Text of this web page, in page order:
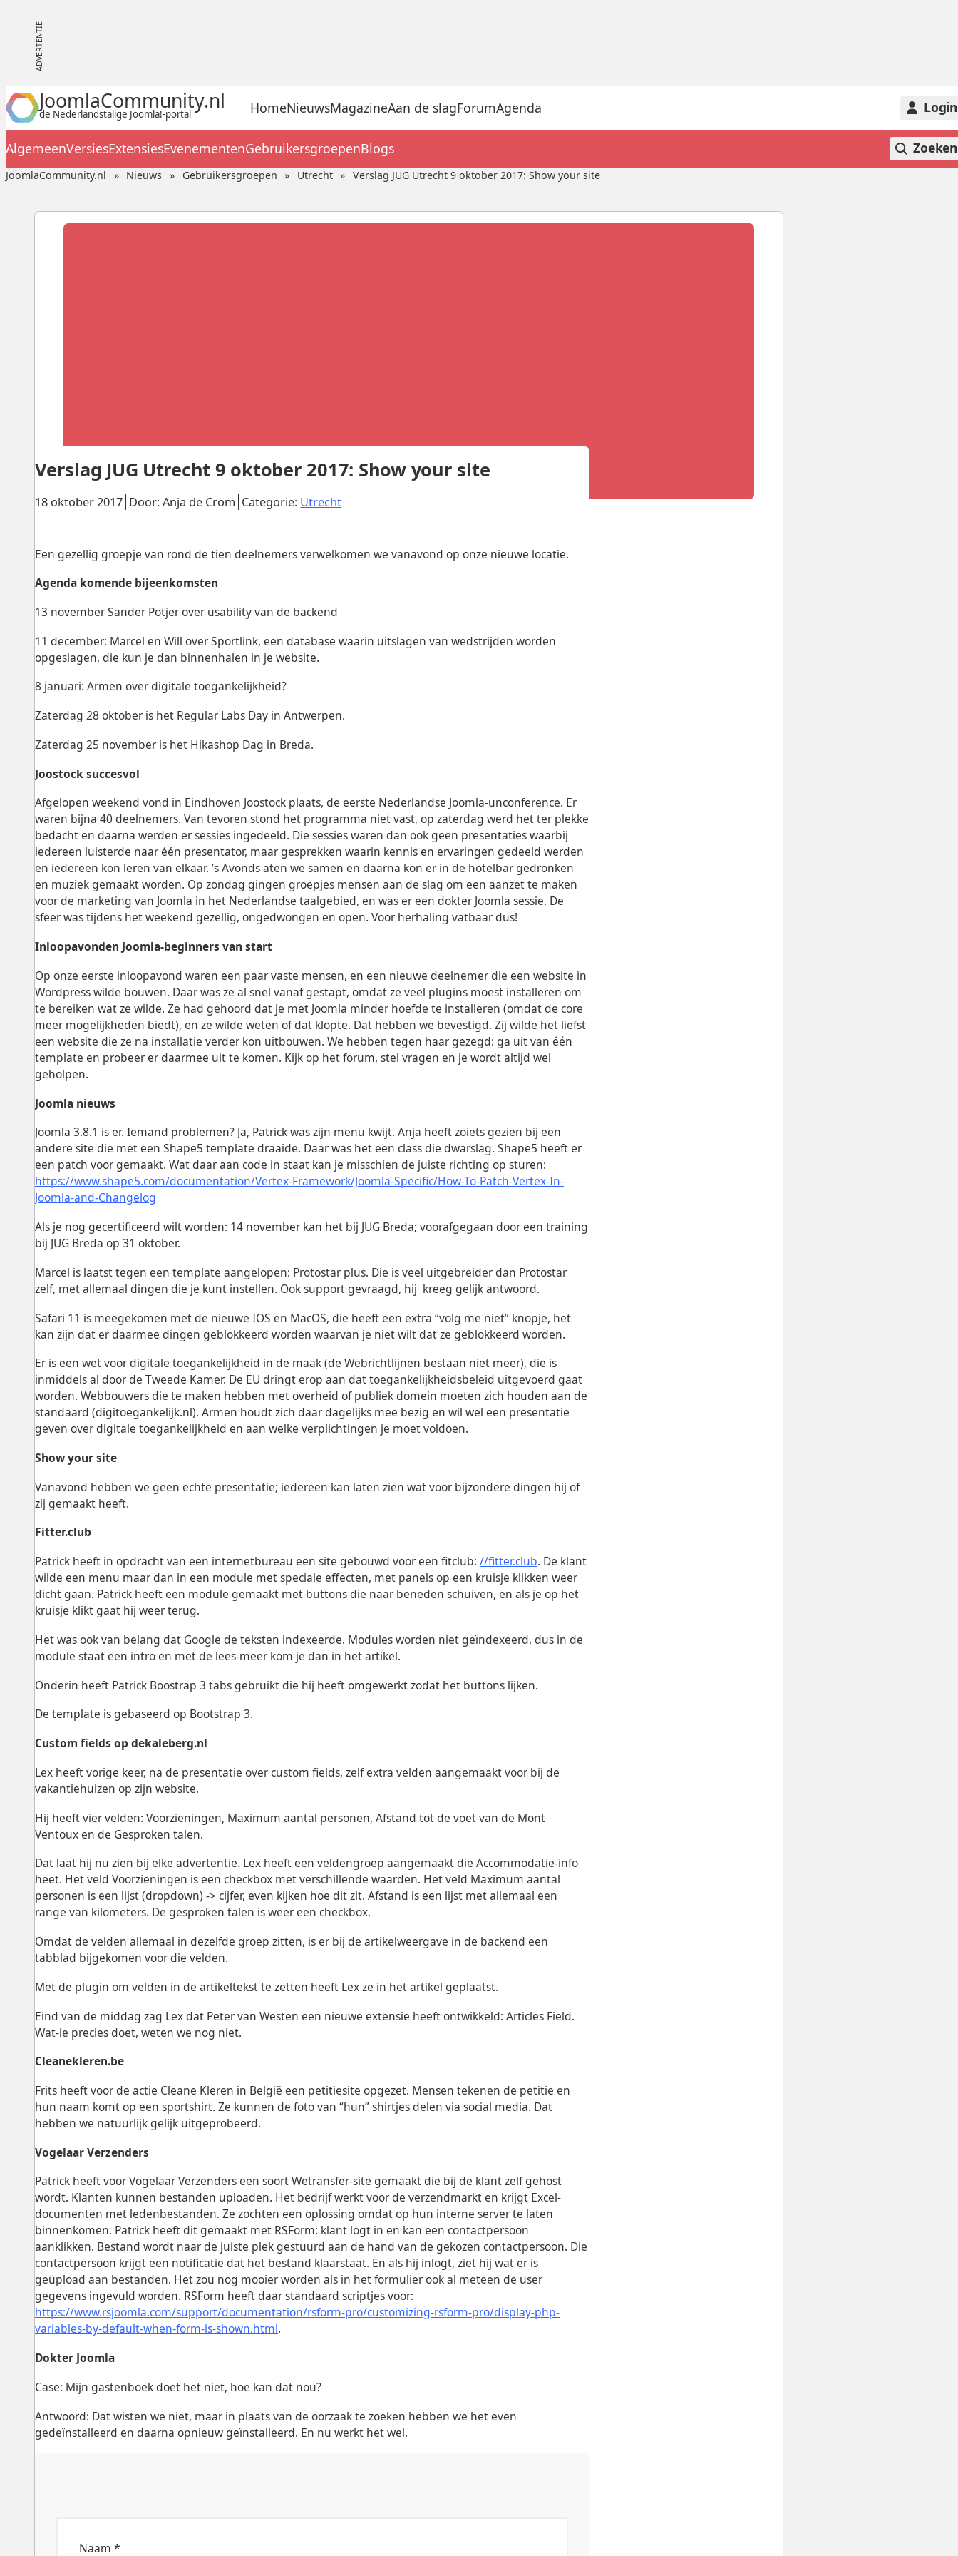
JoomlaCommunity.nl
de Nederlandstalige Joomla!-portal HomeNieuwsMagazineAan de slagForumAgenda Login
AlgemeenVersiesExtensiesEvenementenGebruikersgroepenBlogs Zoeken
JoomlaCommunity.nl Nieuws Gebruikersgroepen Utrecht Verslag JUG Utrecht 9 oktober 2017: Show your site
Gepubliceerd:
18 oktober 2017. Door: Anja de Crom Categorie: Utrecht.
Verslag JUG Utrecht 9 oktober 2017: Show your site
Een gezellig groepje van rond de tien deelnemers verwelkomen we vanavond op onze nieuwe locatie.
Agenda komende bijeenkomsten
13 november Sander Potjer over usability van de backend
11 december: Marcel en Will over Sportlink, een database waarin uitslagen van wedstrijden worden
opgeslagen, die kun je dan binnenhalen in je website.
8 januari: Armen over digitale toegankelijkheid?
Zaterdag 28 oktober is het Regular Labs Day in Antwerpen.
Zaterdag 25 november is het Hikashop Dag in Breda.
Joostock succesvol
Afgelopen weekend vond in Eindhoven Joostock plaats, de eerste Nederlandse Joomla-unconference. Er
waren bijna 40 deelnemers. Van tevoren stond het programma niet vast, op zaterdag werd het ter plekke
bedacht en daarna werden er sessies ingedeeld. Die sessies waren dan ook geen presentaties waarbij
iedereen luisterde naar één presentator, maar gesprekken waarin kennis en ervaringen gedeeld werden
en iedereen kon leren van elkaar. ’s Avonds aten we samen en daarna kon er in de hotelbar gedronken
en muziek gemaakt worden. Op zondag gingen groepjes mensen aan de slag om een aanzet te maken
voor de marketing van Joomla in het Nederlandse taalgebied, en was er een dokter Joomla sessie. De
sfeer was tijdens het weekend gezellig, ongedwongen en open. Voor herhaling vatbaar dus!
Inloopavonden Joomla-beginners van start
Op onze eerste inloopavond waren een paar vaste mensen, en een nieuwe deelnemer die een website in
Wordpress wilde bouwen. Daar was ze al snel vanaf gestapt, omdat ze veel plugins moest installeren om
te bereiken wat ze wilde. Ze had gehoord dat je met Joomla minder hoefde te installeren (omdat de core
meer mogelijkheden biedt), en ze wilde weten of dat klopte. Dat hebben we bevestigd. Zij wilde het liefst
een website die ze na installatie verder kon uitbouwen. We hebben tegen haar gezegd: ga uit van één
template en probeer er daarmee uit te komen. Kijk op het forum, stel vragen en je wordt altijd wel
geholpen.
Joomla nieuws
Joomla 3.8.1 is er. Iemand problemen? Ja, Patrick was zijn menu kwijt. Anja heeft zoiets gezien bij een
andere site die met een Shape5 template draaide. Daar was het een class die dwarslag. Shape5 heeft er
een patch voor gemaakt. Wat daar aan code in staat kan je misschien de juiste richting op sturen:
https://www.shape5.com/documentation/Vertex-Framework/Joomla-Specific/How-To-Patch-Vertex-In-
Joomla-and-Changelog
Als je nog gecertificeerd wilt worden: 14 november kan het bij JUG Breda; voorafgegaan door een training
bij JUG Breda op 31 oktober.
Marcel is laatst tegen een template aangelopen: Protostar plus. Die is veel uitgebreider dan Protostar
zelf, met allemaal dingen die je kunt instellen. Ook support gevraagd, hij kreeg gelijk antwoord.
Safari 11 is meegekomen met de nieuwe IOS en MacOS, die heeft een extra “volg me niet” knopje, het
kan zijn dat er daarmee dingen geblokkeerd worden waarvan je niet wilt dat ze geblokkeerd worden.
Er is een wet voor digitale toegankelijkheid in de maak (de Webrichtlijnen bestaan niet meer), die is
inmiddels al door de Tweede Kamer. De EU dringt erop aan dat toegankelijkheidsbeleid uitgevoerd gaat
worden. Webbouwers die te maken hebben met overheid of publiek domein moeten zich houden aan de
standaard (digitoegankelijk.nl). Armen houdt zich daar dagelijks mee bezig en wil wel een presentatie
geven over digitale toegankelijkheid en aan welke verplichtingen je moet voldoen.
Show your site
Vanavond hebben we geen echte presentatie; iedereen kan laten zien wat voor bijzondere dingen hij of
zij gemaakt heeft.
Fitter.club
Patrick heeft in opdracht van een internetbureau een site gebouwd voor een fitclub://fitter.club. De klant
wilde een menu maar dan in een module met speciale effecten, met panels op een kruisje klikken weer
dicht gaan. Patrick heeft een module gemaakt met buttons die naar beneden schuiven, en als je op het
kruisje klikt gaat hij weer terug.
Het was ook van belang dat Google de teksten indexeerde. Modules worden niet geïndexeerd, dus in de
module staat een intro en met de lees-meer kom je dan in het artikel.
Onderin heeft Patrick Boostrap 3 tabs gebruikt die hij heeft omgewerkt zodat het buttons lijken.
De template is gebaseerd op Bootstrap 3.
Custom fields op dekaleberg.nl
Lex heeft vorige keer, na de presentatie over custom fields, zelf extra velden aangemaakt voor bij de
vakantiehuizen op zijn website.
Hij heeft vier velden: Voorzieningen, Maximum aantal personen, Afstand tot de voet van de Mont
Ventoux en de Gesproken talen.
Dat laat hij nu zien bij elke advertentie. Lex heeft een veldengroep aangemaakt die Accommodatie-info
heet. Het veld Voorzieningen is een checkbox met verschillende waarden. Het veld Maximum aantal
personen is een lijst (dropdown) -> cijfer, even kijken hoe dit zit. Afstand is een lijst met allemaal een
range van kilometers. De gesproken talen is weer een checkbox.
Omdat de velden allemaal in dezelfde groep zitten, is er bij de artikelweergave in de backend een
tabblad bijgekomen voor die velden.
Met de plugin om velden in de artikeltekst te zetten heeft Lex ze in het artikel geplaatst.
Eind van de middag zag Lex dat Peter van Westen een nieuwe extensie heeft ontwikkeld: Articles Field.
Wat-ie precies doet, weten we nog niet.
Cleanekleren.be
Frits heeft voor de actie Cleane Kleren in België een petitiesite opgezet. Mensen tekenen de petitie en
hun naam komt op een sportshirt. Ze kunnen de foto van “hun” shirtjes delen via social media. Dat
hebben we natuurlijk gelijk uitgeprobeerd.
Vogelaar Verzenders
Patrick heeft voor Vogelaar Verzenders een soort Wetransfer-site gemaakt die bij de klant zelf gehost
wordt. Klanten kunnen bestanden uploaden. Het bedrijf werkt voor de verzendmarkt en krijgt Excel-
documenten met ledenbestanden. Ze zochten een oplossing omdat op hun interne server te laten
binnenkomen. Patrick heeft dit gemaakt met RSForm: klant logt in en kan een contactpersoon
aanklikken. Bestand wordt naar de juiste plek gestuurd aan de hand van de gekozen contactpersoon. Die
contactpersoon krijgt een notificatie dat het bestand klaarstaat. En als hij inlogt, ziet hij wat er is
geüpload aan bestanden. Het zou nog mooier worden als in het formulier ook al meteen de user
gegevens ingevuld worden. RSForm heeft daar standaard scriptjes voor:
https://www.rsjoomla.com/support/documentation/rsform-pro/customizing-rsform-pro/display-php-
variables-by-default-when-form-is-shown.html.
Dokter Joomla
Case: Mijn gastenboek doet het niet, hoe kan dat nou?
Antwoord: Dat wisten we niet, maar in plaats van de oorzaak te zoeken hebben we het even
gedeïnstalleerd en daarna opnieuw geïnstalleerd. En nu werkt het wel.
Naam *